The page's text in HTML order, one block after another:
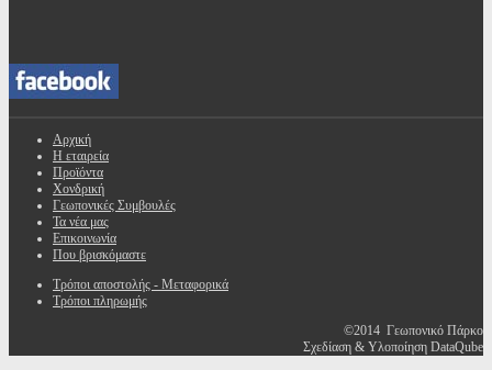
Αρχική
Η εταιρεία
Προϊόντα
Χονδρική
Γεωπονικές Συμβουλές
Τα νέα μας
Επικοινωνία
Που βρισκόμαστε
Τρόποι αποστολής - Μεταφορικά
Τρόποι πληρωμής
©2014 Γεωπονικό Πάρκο
Σχεδίαση & Υλοποίηση DataQube